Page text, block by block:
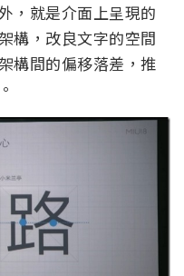
，就是介面上呈現的
構，改良文字的空間
構間的偏移落差，推